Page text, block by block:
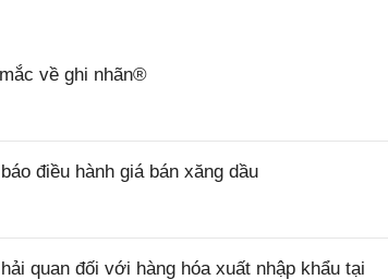
về ghi nhãn®
điều hành giá bán xăng dầu
quan đối với hàng hóa xuất nhập khẩu tại